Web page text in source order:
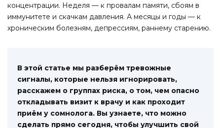
концентрации. Неделя — к провалам памяти, сбоям в
иммунитете и скачкам давления. А месяцы и годы — к
хроническим болезням, депрессиям, раннему старению.
В этой статье мы разберём тревожные
сигналы, которые нельзя игнорировать,
расскажем о группах риска, о том, чем опасно
откладывать визит к врачу и как проходит
приём у сомнолога. Вы узнаете, что можно
сделать прямо сегодня, чтобы улучшить свой